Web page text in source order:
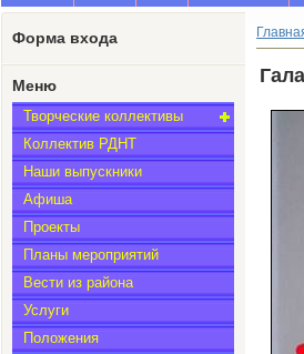
Форма входа
Меню
Творческие коллективы
Коллектив РДНТ
Наши выпускники
Афиша
Проекты
Планы мероприятий
Вести из района
Услуги
Положения